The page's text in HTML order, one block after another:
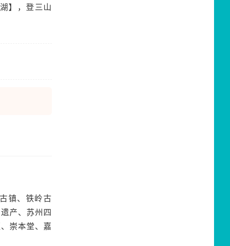
】，登三山
镇、铁岭古
产、苏州四
崇本堂、嘉